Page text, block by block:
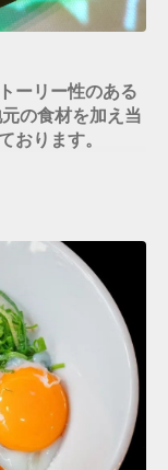
ーリー性のある
の食材を加え当
おります。